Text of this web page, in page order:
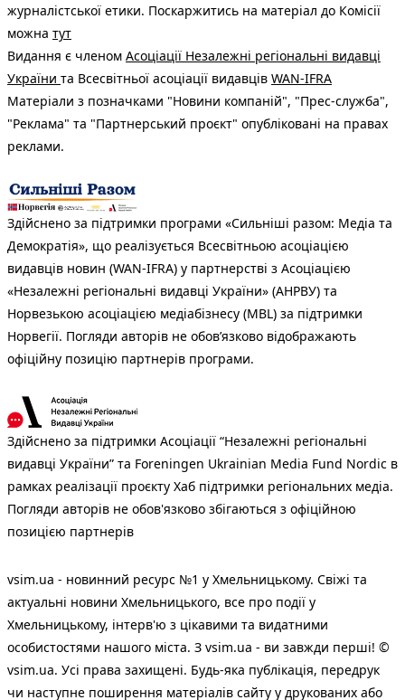
журналістської етики. Поскаржитись на матеріал до Комісії
можна тут
Видання є членом Асоціації Незалежні регіональні видавці
України та Всесвітньої асоціації видавців WAN-IFRA
Матеріали з позначками "Новини компаній", "Прес-служба",
"Реклама" та "Партнерський проєкт" опубліковані на правах
реклами.
Здійснено за підтримки програми «Сильніші разом: Медіа та
Демократія», що реалізується Всесвітньою асоціацією
видавців новин (WAN-IFRA) у партнерстві з Асоціацією
«Незалежні регіональні видавці України» (АНРВУ) та
Норвезькою асоціацією медіабізнесу (MBL) за підтримки
Норвегії. Погляди авторів не обов’язково відображають
офіційну позицію партнерів програми.
Здійснено за підтримки Асоціації “Незалежні регіональні
видавці України” та Foreningen Ukrainian Media Fund Nordic в
рамках реалізації проєкту Хаб підтримки регіональних медіа.
Погляди авторів не обов'язково збігаються з офіційною
позицією партнерів
vsim.ua - новинний ресурс №1 у Хмельницькому. Свіжі та
актуальні новини Хмельницького, все про події у
Хмельницькому, інтерв'ю з цікавими та видатними
особистостями нашого міста. З vsim.ua - ви завжди перші! ©
vsim.ua. Усі права захищені. Будь-яка публiкацiя, передрук
чи наступне поширення матеріалів сайту у друкованих або